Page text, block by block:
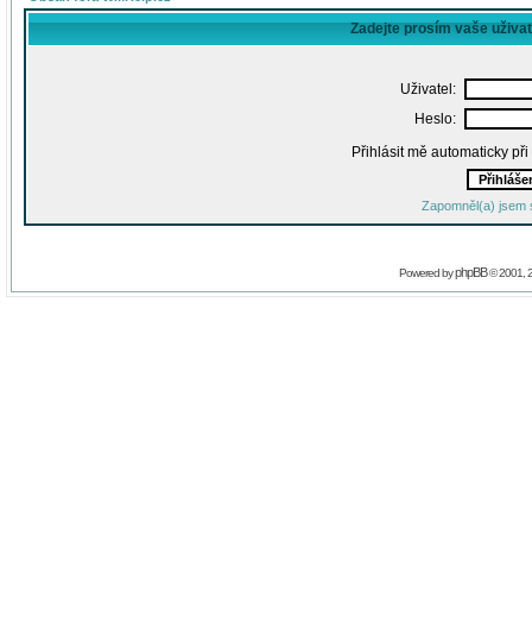
Zadejte prosím vaše
Uživatel:
Heslo:
Přihlásit mě automaticky
Zapomněl(a) jsem
Powered byphpBB© 2001,